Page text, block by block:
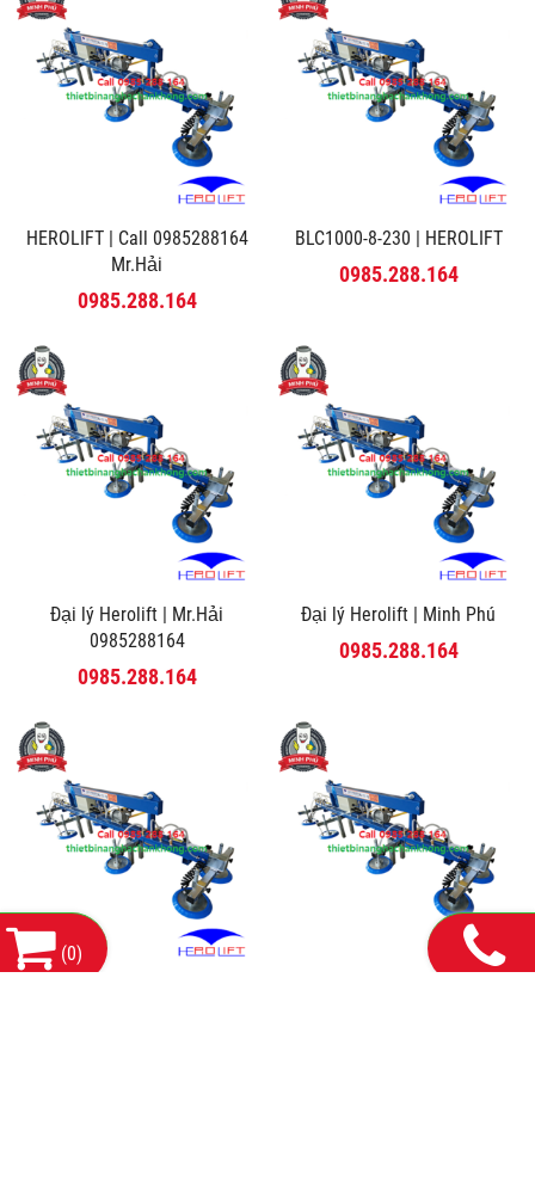
HEROLIFT | Call 0985288164
Mr.Hải
0985.288.164
BLC1000-8-230 | HEROLIFT
0985.288.164
Đại lý Herolift | Mr.Hải
0985288164
0985.288.164
Đại lý Herolift | Minh Phú
0985.288.164
(0)